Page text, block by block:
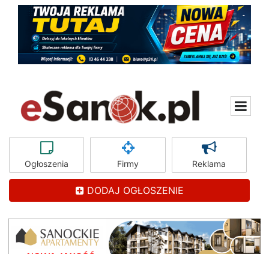
Ogłoszenia Firmy Reklama
DODAJ OGŁOSZENIE